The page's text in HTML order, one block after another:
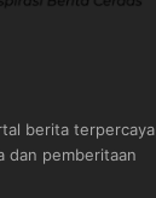
berita terpercaya
dan pemberitaan